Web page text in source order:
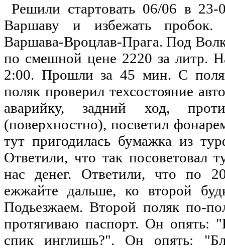
Решили стартовать 06/06 в
Варшаву и избежать пробок.
Варшава-Вроцлав-Прага. Под
по смешной цене 2220 за литр.
2:00. Прошли за 45 мин. С
поляк проверил техсостояние
аварийку, задний ход,
(поверхностно), посветил
тут пригодилась бумажка из
Ответили, что так посоветовал
нас денег. Ответили, что по
ежжайте дальше, ко второй
Подьезжаем. Второй поляк по-
протягиваю паспорт. Он
спик инглишь?". Он опять: